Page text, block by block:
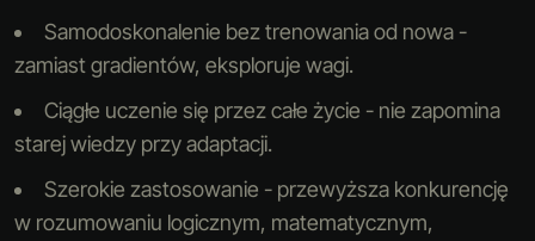
Samodoskonalenie bez trenowania od nowa -
zamiast gradientów, eksploruje wagi.
Ciągłe uczenie się przez całe życie - nie zapomina
starej wiedzy przy adaptacji.
Szerokie zastosowanie - przewyższa konkurencję
w rozumowaniu logicznym, matematycznym,